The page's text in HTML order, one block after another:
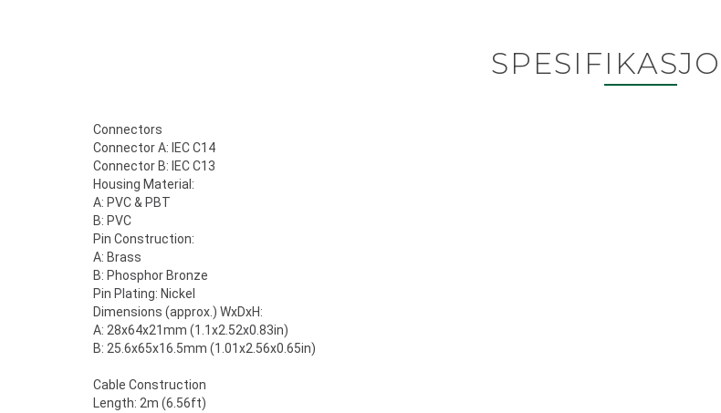
Connectors
Connector A: IEC C14
Connector B: IEC C13
Housing Material:
A: PVC & PBT
B: PVC
Pin Construction:
A: Brass
B: Phosphor Bronze
Pin Plating: Nickel
Dimensions (approx.) WxDxH:
A: 28x64x21mm (1.1x2.52x0.83in)
B: 25.6x65x16.5mm (1.01x2.56x0.65in)
Cable Construction
Length: 2m (6.56ft)